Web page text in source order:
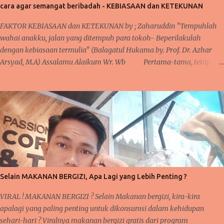
katakan sudah bertaqwa ? Dalam kehidupan sehari-hari, ada banyak
momen yang bisa diperhatikan saat sedang beraktifitas. Baik dalam
hal ibadah wajib, sunat, pekerjaan, rutinitas lainnya seperti urusa...
cara agar semangat beribadah - KEBIASAAN dan KETEKUNAN
FAKTOR KEBIASAAN dan KETEKUNAN by ; Zaharuddin "Tempuhlah
wahai anakku, jalan yang ditempuh para tokoh- Beperilakulah
dengan kebiasaan termulia" (Balagatul Hukama by. Prof. Dr. Azhar
Arsyad, M.A) Assalamu Alaikum Wr. Wb Pertama-tama, tetap
Muhammad SAW sebagai tauladan kita. Pembahasan sebelumnya
tentang 'taubat dan konsisten' dan saya mengatakan bahwa sangat
berkaitan dengan pembahasan selanjutnya. Nah, inilah yang kita
bahas pada pertemuan kali ini yakni KEBIASAAN dan KETEKUNAN.
Pernahkah anda mendengar pepatah 'ala bisa karena biasa'? Suatu
kegiatan akan mudah terlaksana dan diselesaikan, karena proses
kerjanya sudah biasa dilakukan sebelumnya. Seperti halnya pelajaran
matematika, fisika, kimia, serta pelajaran lainnya yang membutu...
Selain MAKANAN BERGIZI, Apa Lagi yang Lebih Penting ?
VIRAL ! MAKANAN BERGIZI ? Selain Makanan bergizi, kira-kira
apalagi yang paling penting untuk dikonsumsi dalam kehidupan
sehari-hari ? Viralnya makanan bergizi gratis dari program